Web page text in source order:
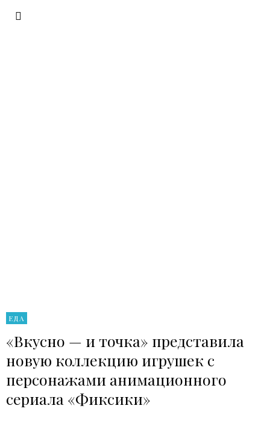
ЕДА
«Вкусно — и точка» представила
новую коллекцию игрушек с
персонажами анимационного
сериала «Фиксики»